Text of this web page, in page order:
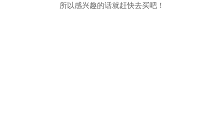
所以感兴趣的话就赶快去买吧！